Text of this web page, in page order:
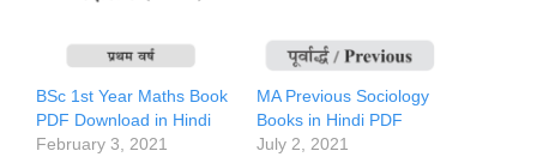
BSc 1st Year Maths Book
PDF Download in Hindi
February 3, 2021
MA Previous Sociology
Books in Hindi PDF
July 2, 2021